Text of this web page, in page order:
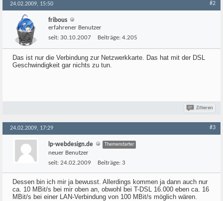
24.02.2009, 15:50 #2
fribous
erfahrener Benutzer
seit: 30.10.2007 Beiträge: 4.205
Das ist nur die Verbindung zur Netzwerkkarte. Das hat mit der DSL
Geschwindigkeit gar nichts zu tun.
Zitieren
24.02.2009, 17:29 #3
lp-webdesign.de Themenstarter
neuer Benutzer
seit: 24.02.2009 Beiträge: 3
Dessen bin ich mir ja bewusst. Allerdings kommen ja dann auch nur
ca. 10 MBit/s bei mir oben an, obwohl bei T-DSL 16.000 eben ca. 16
MBit/s bei einer LAN-Verbindung von 100 MBit/s möglich wären.